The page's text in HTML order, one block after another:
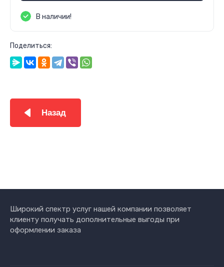
В наличии!
Поделиться:
Назад
Широкий спектр услуг нашей компании позволяет
клиенту получать дополнительные выгоды при
оформлении заказа